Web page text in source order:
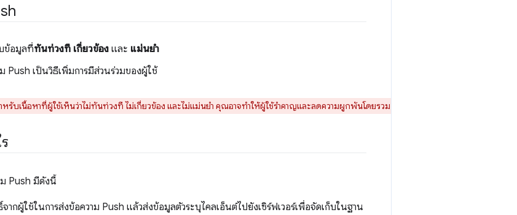
ข้อมูลที่ทันท่วงที เกี่ยวข้อง และ แม่นยำ
Push เป็นวิธีเพิ่มการมีส่วนร่วมของผู้ใช้
รับเนื้อหาที่ผู้ใช้เห็นว่าไม่ทันท่วงที ไม่เกี่ยวข้อง และไม่แม่นยำ คุณอาจทำให้ผู้ใช้รำคาญและลดความผูกพันโดยรวม
Push มีดังนี้
ากผู้ใช้ในการส่งข้อความ Push แล้วส่งข้อมูลตัวระบุไคลเอ็นต์ไปยังเซิร์ฟเวอร์เพื่อจัดเก็บในฐาน